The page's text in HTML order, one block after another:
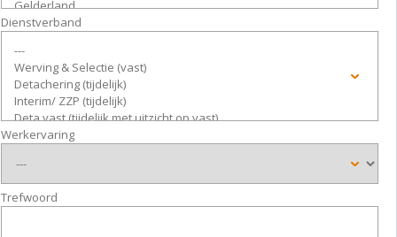
Dienstverband
Werkervaring
Trefwoord